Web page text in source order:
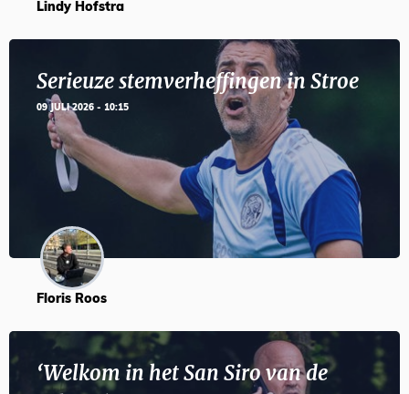
Lindy Hofstra
Serieuze stemverheffingen in Stroe
09 JULI 2026 - 10:15
Floris Roos
‘Welkom in het San Siro van de